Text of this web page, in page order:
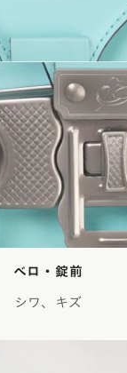
ベロ・錠前
シワ、キズ